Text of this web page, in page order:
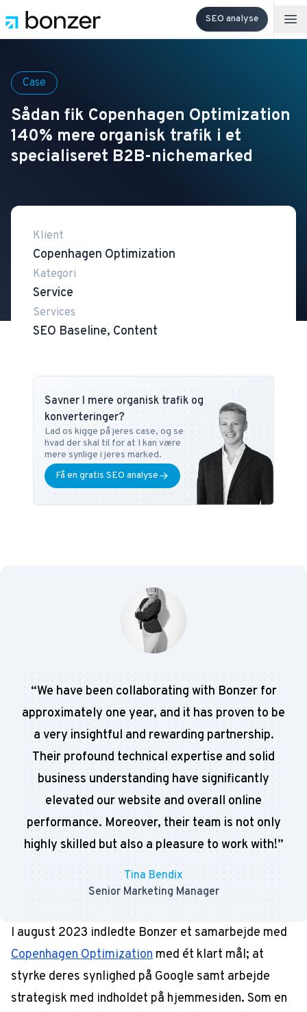
SEO analyse
Case
Sådan fik Copenhagen Optimization
140% mere organisk trafik i et
specialiseret B2B-nichemarked
Klient
Copenhagen Optimization
Kategori
Service
Services
SEO Baseline, Content
Savner I mere organisk trafik og
konverteringer?
Lad os kigge på jeres case, og se
hvad der skal til for at I kan være
mere synlige i jeres marked.
Få en gratis SEO analyse
“We have been collaborating with Bonzer for
approximately one year, and it has proven to be
a very insightful and rewarding partnership.
Their profound technical expertise and solid
business understanding have significantly
elevated our website and overall online
performance. Moreover, their team is not only
highly skilled but also a pleasure to work with!”
Tina Bendix
Senior Marketing Manager
I august 2023 indledte Bonzer et samarbejde med
Copenhagen Optimization med ét klart mål; at
styrke deres synlighed på Google samt arbejde
strategisk med indholdet på hjemmesiden. Som en